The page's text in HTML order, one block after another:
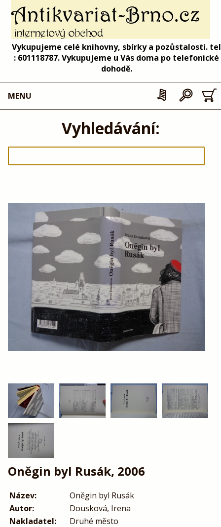
Vykupujeme celé knihovny, sbírky a pozůstalosti. tel
: 601118787. Vykupujeme u Vás doma po telefonické
dohodě.
MENU
Vyhledávání:
Oněgin byl Rusák, 2006
Název:
Oněgin byl Rusák
Autor:
Dousková, Irena
Nakladatel:
Druhé město